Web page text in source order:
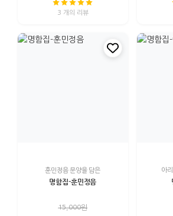
3 개의 리뷰
훈민정음 문양을 담은
명함집-훈민정음
15,000원
아